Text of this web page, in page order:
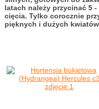
latach należy przycinać 5
cięcia. Tylko corocznie
pięknych i dużych